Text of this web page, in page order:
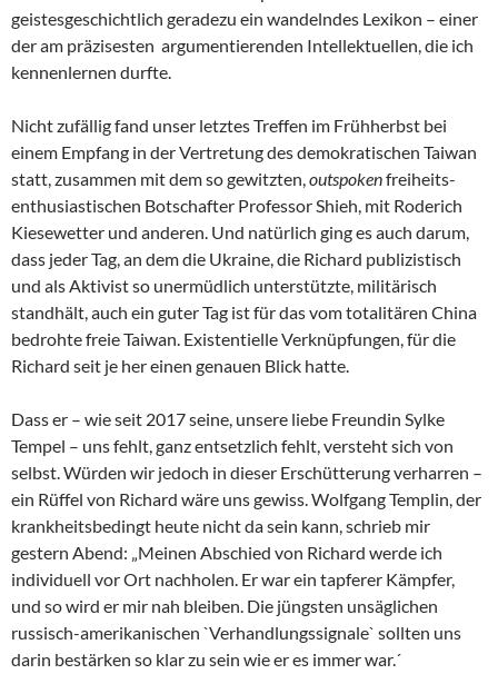
geistesgeschichtlich geradezu ein wandelndes Lexikon – einer
der am präzisesten argumentierenden Intellektuellen, die ich
kennenlernen durfte.
Nicht zufällig fand unser letztes Treffen im Frühherbst bei
einem Empfang in der Vertretung des demokratischen Taiwan
statt, zusammen mit dem so gewitzten,outspokenfreiheits-
enthusiastischen Botschafter Professor Shieh, mit Roderich
Kiesewetter und anderen. Und natürlich ging es auch darum,
dass jeder Tag, an dem die Ukraine, die Richard publizistisch
und als Aktivist so unermüdlich unterstützte, militärisch
standhält, auch ein guter Tag ist für das vom totalitären China
bedrohte freie Taiwan. Existentielle Verknüpfungen, für die
Richard seit je her einen genauen Blick hatte.
Dass er – wie seit 2017 seine, unsere liebe Freundin Sylke
Tempel – uns fehlt, ganz entsetzlich fehlt, versteht sich von
selbst. Würden wir jedoch in dieser Erschütterung verharren –
ein Rüffel von Richard wäre uns gewiss. Wolfgang Templin, der
krankheitsbedingt heute nicht da sein kann, schrieb mir
gestern Abend: „Meinen Abschied von Richard werde ich
individuell vor Ort nachholen. Er war ein tapferer Kämpfer,
und so wird er mir nah bleiben. Die jüngsten unsäglichen
russisch-amerikanischen `Verhandlungssignale` sollten uns
darin bestärken so klar zu sein wie er es immer war.´